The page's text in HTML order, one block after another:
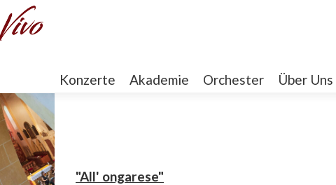
Konzerte Akademie Orchester Über Uns
"All' ongarese"